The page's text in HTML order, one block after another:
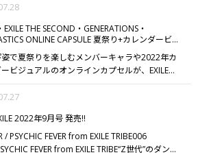
Company, Inc.の商標です。
テムなど、数量限定のスペシャルなアイテムも!!
15:00 BALLISTIK BOYZ18:00 THE
※注意事項を必ずご確認のうえ、お楽しみく
【ONLINEカプセルご購入手順】1.プレイに必
インを購入2.カプセルをプレイ3.カプセル商品を
発送手続き【カプセルコインについて】カプセ
イ1回につき、カプセルコインが1枚必要です。
ラインカプセルを回すタイミングによっては在
場合がございます。その場合にも返金は承るこ
ませんので、次回のオンラインカプセル開催時
EXILE THE SECOND・GENERATIONS・
ONLINE CAPSULE 夏祭り+カレンダービジ
で夏祭りを楽しむメンバーキャラや2022年カ
ービジュアルのオンラインカプセルが、EXILE
ONLINE STOREにて発売!!クッションや
など、数量限定のスペシャルなアイテムも!!
SECOND16:00 GENERATIONS
※注意事項を必ずご確認のうえ、お楽しみ
。【ONLINEカプセルご購入手順】1.プレイに
2022年9月号 発売!!
/ PSYCHIC FEVER from EXILE TRIBE006
FEVER from EXILE TRIBE“Z世代”のダン